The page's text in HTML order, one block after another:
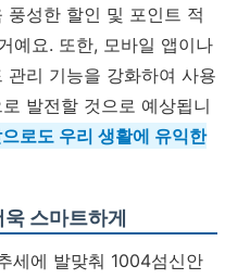
풍성한 할인 및 포인트 적
예요. 또한, 모바일 앱이나
리 기능을 강화하여 사용
발전할 것으로 예상됩니
로도 우리 생활에 유익한
스마트하게
세에 발맞춰 1004섬신안